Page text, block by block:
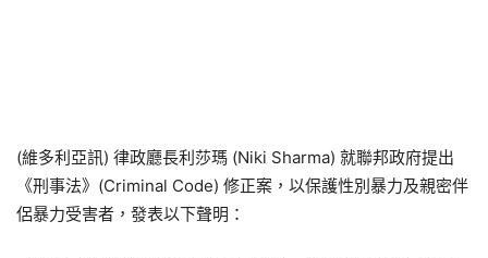
(維多利亞訊) 律政廳長利莎瑪 (Niki Sharma) 就聯邦政府提出
《刑事法》(Criminal Code) 修正案，以保護性別暴力及親密伴
侶暴力受害者，發表以下聲明：